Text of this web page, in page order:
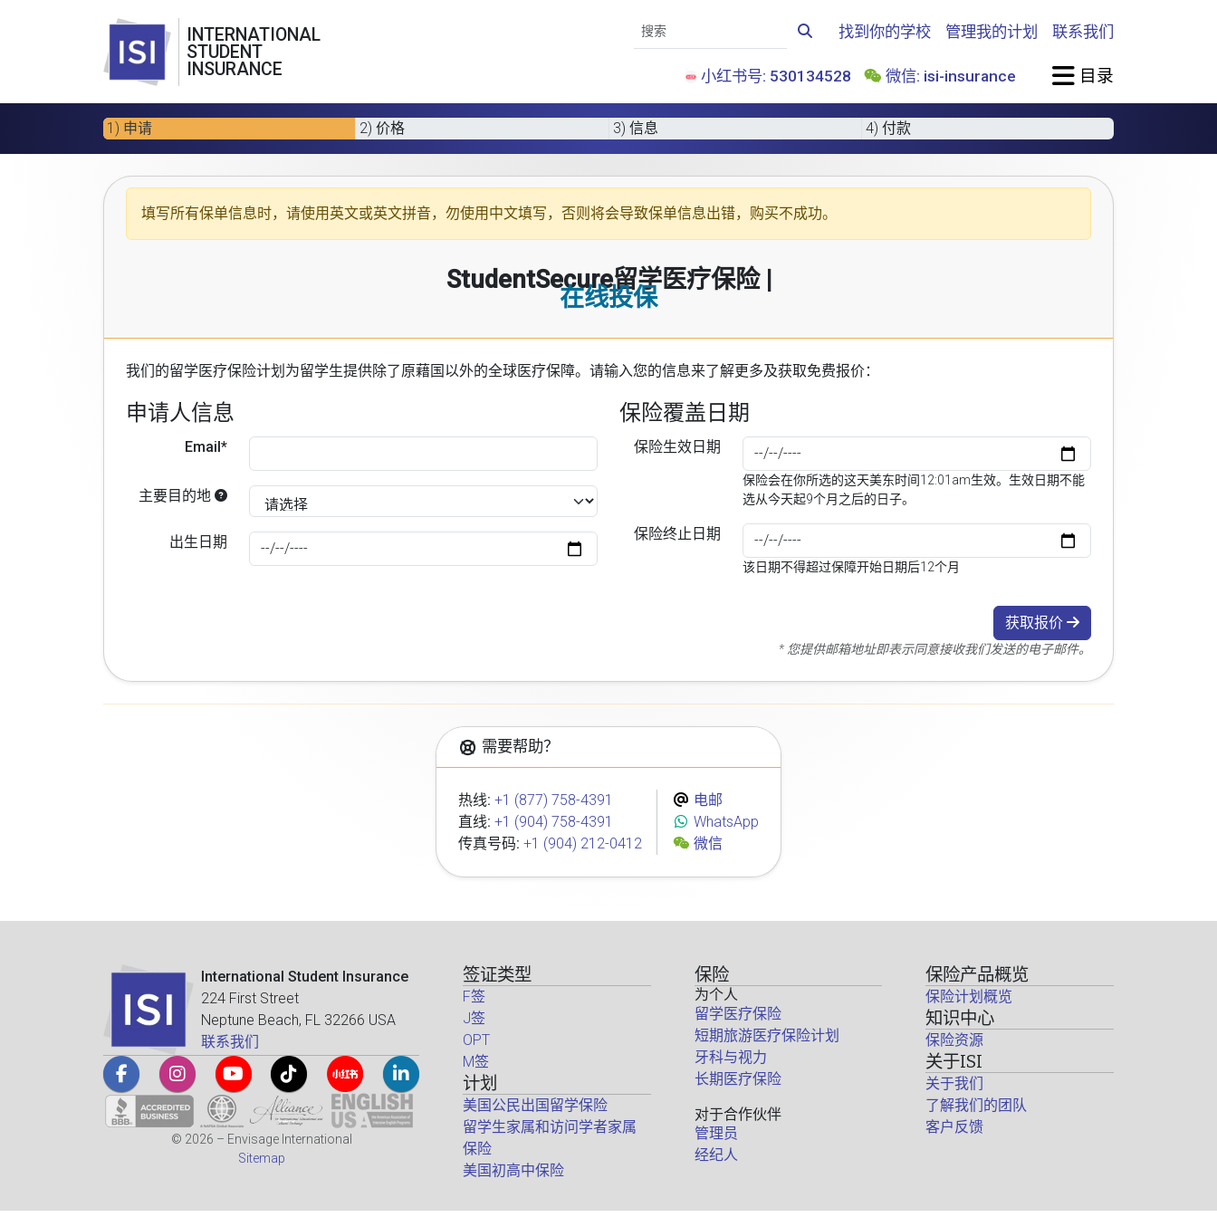
INTERNATIONAL
STUDENT
INSURANCE
找到你的学校 管理我的计划 联系我们
小红书号: 530134528 微信: isi-insurance 目录
1) 申请 2) 价格 3) 信息 4) 付款
填写所有保单信息时，请使用 英文或英文拼音，勿使用中文填写，否则将会导致保单信息出错，购买不成功。
StudentSecure留学医疗保险 |
在线投保
我们的留学医疗保险计划 为留学生提供除了原藉国以外的全球医疗保障。请输入您的信息来了解更多及获取免费报价：
申请人信息
Email*
主要目的地
出生日期
保险覆盖日期
保险生效日期
保险会在你所选的这天美东时间12:01am生效。生效日期不能
选从今天起9个月之后的日子。
保险终止日期
该日期不得超过保障开始日期后12个月
获取报价
* 您提供邮箱地址即表示同意接收我们发送的电子邮件。
需要帮助？
热线: +1 (877) 758-4391
直线: +1 (904) 758-4391
传真号码: +1 (904) 212-0412
电邮
WhatsApp
微信
International Student Insurance
224 First Street
Neptune Beach, FL 32266 USA
联系我们
© 2026 – Envisage International
Sitemap
签证类型
F签
J签
OPT
M签
计划
美国公民出国留学保险
留学生家属和访问学者家属
保险
美国初高中保险
保险
为个人
留学医疗保险
短期旅游医疗保险计划
牙科与视力
长期医疗保险
对于合作伙伴
管理员
经纪人
保险产品概览
保险计划概览
知识中心
保险资源
关于ISI
关于我们
了解我们的团队
客户反馈